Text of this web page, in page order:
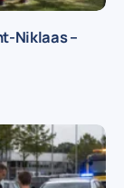
Niklaas –